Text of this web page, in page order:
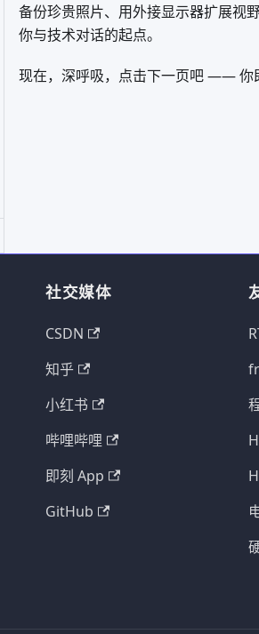
备份珍贵照片、用外接显示器扩展视
你与技术对话的起点。
现在，深呼吸，点击下一页吧 —— 你
社交媒体
CSDN
知乎
小红书
哔哩哔哩
即刻 App
GitHub